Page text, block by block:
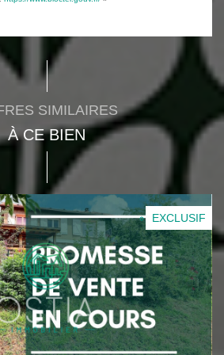
SIMILAIRES
À CE BIEN
EXCLUSIF